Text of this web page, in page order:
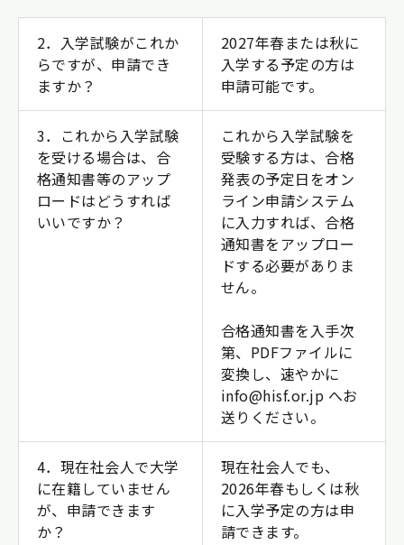
2．入学試験がこれか
らですが、申請でき
ますか？
2027年春または秋に
入学する予定の方は
申請可能です。
3．これから入学試験
を受ける場合は、合
格通知書等のアップ
ロードはどうすれば
いいですか？
これから入学試験を
受験する方は、合格
発表の予定日をオン
ライン申請システム
に入力すれば、合格
通知書をアップロー
ドする必要がありま
せん。
合格通知書を入手次
第、PDFファイルに
変換し、速やかに
info@hisf.or.jp へお
送りください。
4．現在社会人で大学
に在籍していません
が、申請できます
か？
現在社会人でも、
2026年春もしくは秋
に入学予定の方は申
請できます。